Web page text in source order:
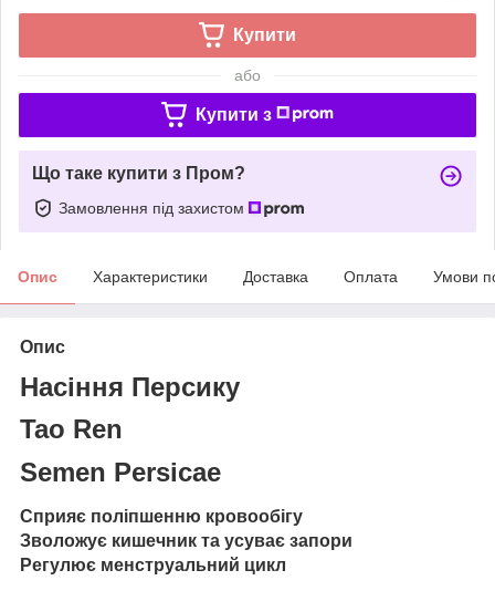
Купити
або
Купити з
Що таке купити з Пром?
Замовлення під захистом
Опис Характеристики Доставка Оплата Умови
Опис
Насіння Персику
Tao Ren
Semen Persicae
Сприяє поліпшенню кровообігу
Зволожує кишечник та усуває запори
Регулює менструальний цикл